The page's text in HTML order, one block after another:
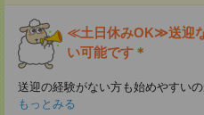
≪土日休みOK≫送迎
い可能です＊
送迎の経験がない方も始めやすい
もっとみる